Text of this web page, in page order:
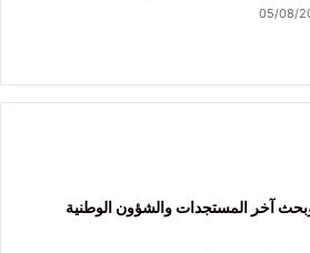
05/08/
آخر المستجدات والشؤون الوطنية